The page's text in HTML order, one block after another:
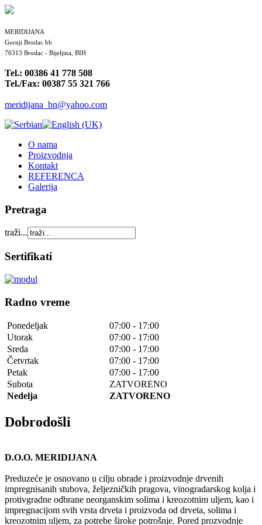
MERIDIJANA
Gornji Brodac bb
76313 Brodac - Bijeljina, BIH
Tel.: 00386 41 778 508
Tel./Fax: 00387 55 321 766
meridijana_bn@yahoo.com
O nama
Proizvodnja
Kontakt
REFERENCA
Galerija
Pretraga
traži...
Sertifikati
Radno vreme
Ponedeljak
07:00 - 17:00
Utorak
07:00 - 17:00
Sreda
07:00 - 17:00
Četvrtak
07:00 - 17:00
Petak
07:00 - 17:00
Subota
ZATVORENO
Nedelja
ZATVORENO
Dobrodošli
D.O.O. MERIDIJANA
Preduzeće je osnovano u cilju obrade i proizvodnje drvenih
impregnisanih stubova, željezničkih pragova, vinogradarskog kolja i
protivgradne odbrane neorganskim solima i kreozotnim uljem, kao i
impregnacijom svih vrsta drveta i proizvoda od drveta, solima i
kreozotnim uljem, za potrebe široke potrošnje. Pored prozvodnje